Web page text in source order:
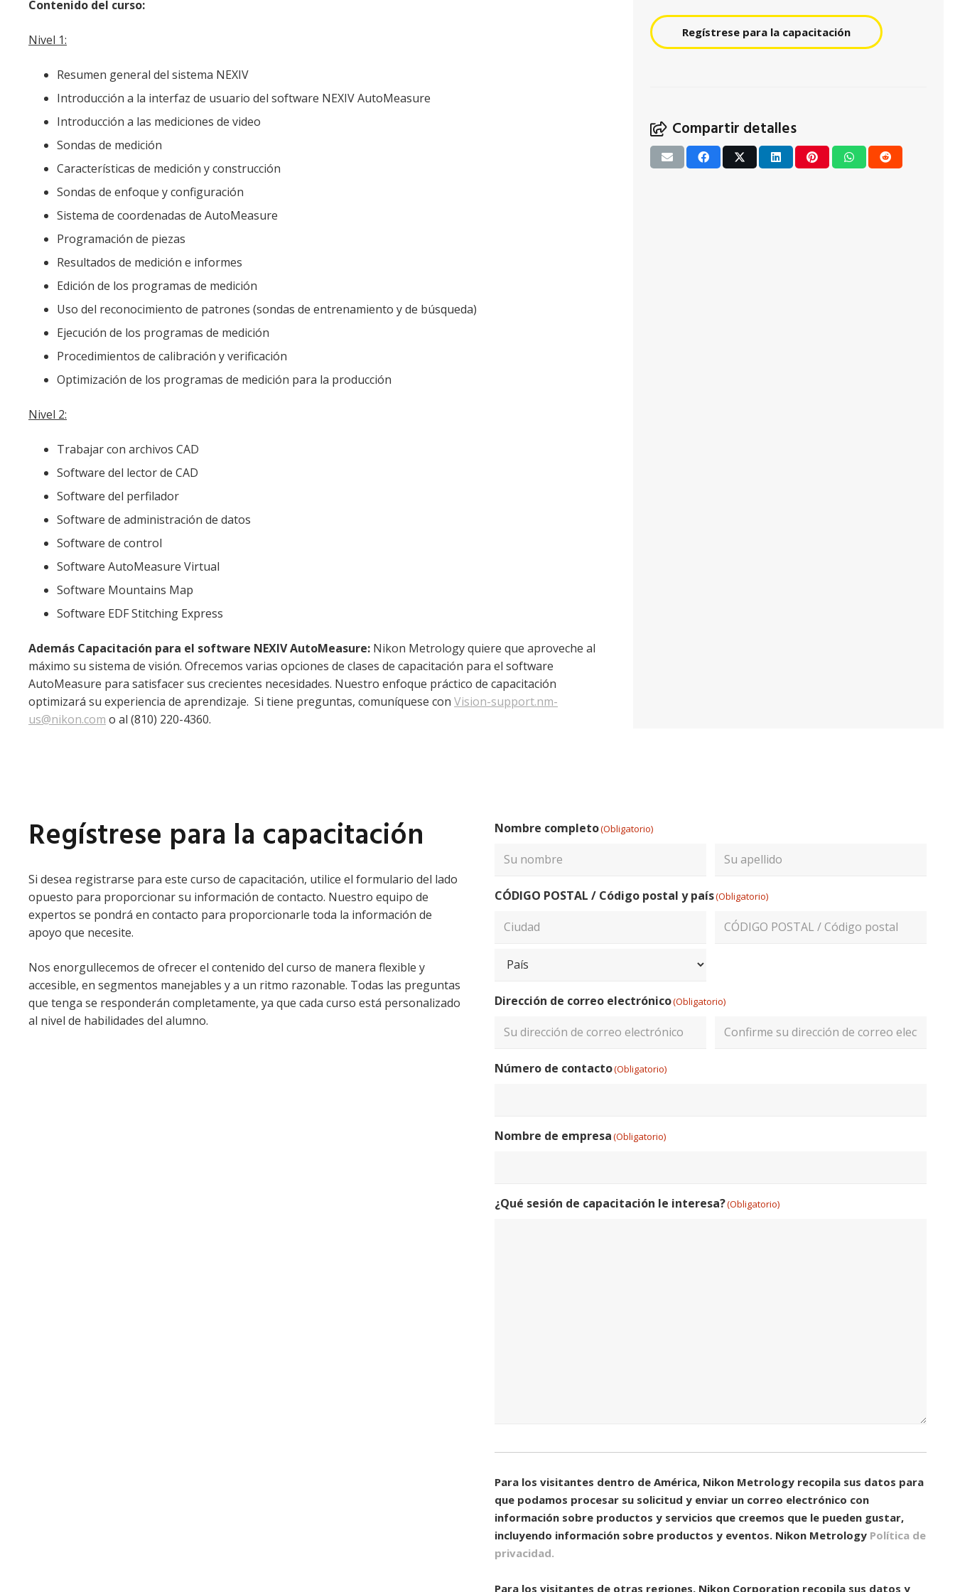
Contenido del curso:
Nivel 1:
Resumen general del sistema NEXIV
Introducción a la interfaz de usuario del software NEXIV AutoMeasure
Introducción a las mediciones de video
Sondas de medición
Características de medición y construcción
Sondas de enfoque y configuración
Sistema de coordenadas de AutoMeasure
Programación de piezas
Resultados de medición e informes
Edición de los programas de medición
Uso del reconocimiento de patrones (sondas de entrenamiento y de búsqueda)
Ejecución de los programas de medición
Procedimientos de calibración y verificación
Optimización de los programas de medición para la producción
Nivel 2:
Trabajar con archivos CAD
Software del lector de CAD
Software del perfilador
Software de administración de datos
Software de control
Software AutoMeasure Virtual
Software Mountains Map
Software EDF Stitching Express
Además Capacitación para el software NEXIV AutoMeasure: Nikon Metrology quiere que aproveche al
máximo su sistema de visión. Ofrecemos varias opciones de clases de capacitación para el software
AutoMeasure para satisfacer sus crecientes necesidades. Nuestro enfoque práctico de capacitación
optimizará su experiencia de aprendizaje. Si tiene preguntas, comuníquese con Vision-support.nm-
us@nikon.com o al (810) 220-4360.
Regístrese para la capacitación
Compartir detalles
Regístrese para la capacitación
Si desea registrarse para este curso de capacitación, utilice el formulario del lado
opuesto para proporcionar su información de contacto. Nuestro equipo de
expertos se pondrá en contacto para proporcionarle toda la información de
apoyo que necesite.
Nos enorgullecemos de ofrecer el contenido del curso de manera flexible y
accesible, en segmentos manejables y a un ritmo razonable. Todas las preguntas
que tenga se responderán completamente, ya que cada curso está personalizado
al nivel de habilidades del alumno.
Nombre completo(Obligatorio)
Nombre
CÓDIGO POSTAL / Código postal y país(Obligatorio)
Postal
Dirección de correo electrónico(Obligatorio)
un
Número de contacto(Obligatorio)
Nombre de empresa(Obligatorio)
¿Qué sesión de capacitación le interesa?(Obligatorio)
Para los visitantes dentro de América, Nikon Metrology recopila sus datos para
que podamos procesar su solicitud y enviar un correo electrónico con
información sobre productos y servicios que creemos que le pueden gustar,
incluyendo información sobre productos y eventos. Nikon Metrology Política de
privacidad.
Para los visitantes de otras regiones, Nikon Corporation recopila sus datos y